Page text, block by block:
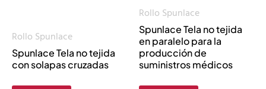
Rollo Spunlace
Spunlace Tela no tejida
con solapas cruzadas
Rollo Spunlace
Spunlace Tela no tejida
en paralelo para la
producción de
suministros médicos